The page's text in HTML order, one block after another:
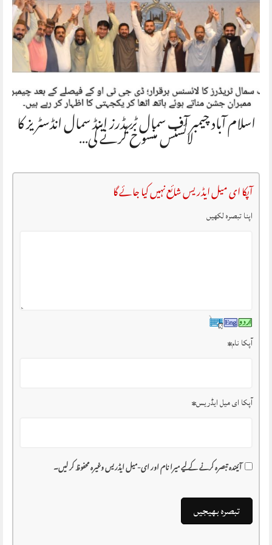
اسلام آباد چیمبر آف سمال ٹریڈرز اینڈ سمال انڈسٹریز کا
لائسنس منسوخ کرنے کی…
آپکا ای میل ایڈریس شائع نہیں کیا جائے گا
اپنا تبصرہ لکھیں
آپکا نام*
آپکا ای میل ایڈریس*
آئیندہ تبصرہ کرنے کے لیے میرا نام اور ای-میل ایڈریس وغیرہ محفوظ کر لیں۔